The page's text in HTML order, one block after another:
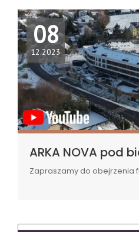
08
12.2023
ARKA NOVA pod
Zapraszamy do obejrzenia